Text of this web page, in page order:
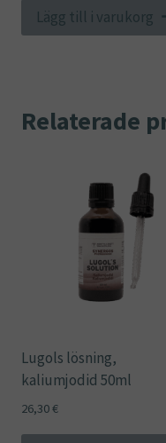
Lägg till i varukorg
Relaterade
Lugols lösning,
kaliumjodid 50ml
26,30€